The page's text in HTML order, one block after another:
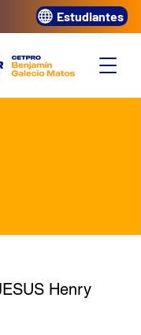
Estudiantes
Henry